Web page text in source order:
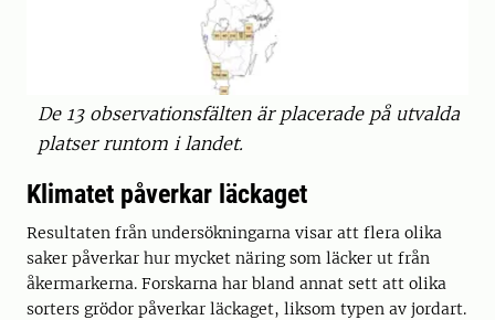
De 13 observationsfälten är placerade på utvalda
platser runtom i landet.
Klimatet påverkar läckaget
Resultaten från undersökningarna visar att flera olika
saker påverkar hur mycket näring som läcker ut från
åkermarkerna. Forskarna har bland annat sett att olika
sorters grödor påverkar läckaget, liksom typen av jordart.